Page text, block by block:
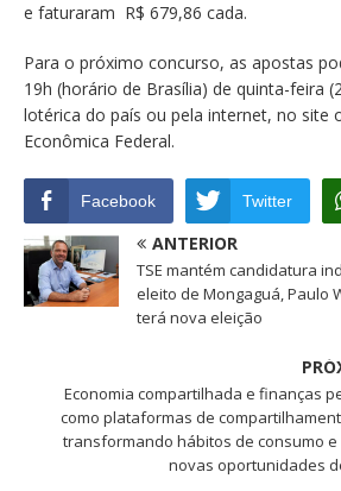
e faturaram R$ 679,86 cada.
Para o próximo concurso, as apostas
19h (horário de Brasília) de quinta-feira
lotérica do país ou pela internet, no site
Econômica Federal.
Facebook Twitter
ANTERIOR
TSE mantém candidatura
eleito de Mongaguá, Paulo
terá nova eleição
Economia compartilhada e finanças
como plataformas de
transformando hábitos de consumo e
novas oportunidades